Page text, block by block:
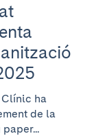
ha
de la